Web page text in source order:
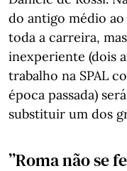
do antigo médio
toda a carreira,
inexperiente (dois
trabalho na SPAL
época passada)
substituir um dos
”Roma não se